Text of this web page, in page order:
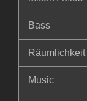
Bass
Music